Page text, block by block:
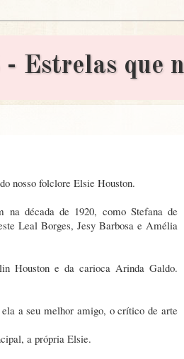
que
nosso folclore Elsie Houston.
na década de 1920, como Stefana de
Leal Borges, Jesy Barbosa e Amélia
Houston e da carioca Arinda Galdo.
a seu melhor amigo, o crítico de arte
a própria Elsie.